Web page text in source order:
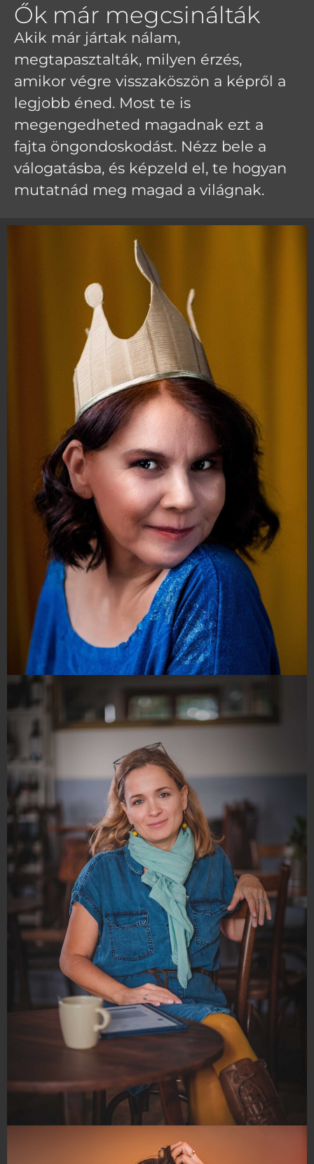
Ők már megcsinálták
Akik már jártak nálam,
megtapasztalták, milyen érzés,
amikor végre visszaköszön a képről a
legjobb éned. Most te is
megengedheted magadnak ezt a
fajta öngondoskodást. Nézz bele a
válogatásba, és képzeld el, te hogyan
mutatnád meg magad a világnak.